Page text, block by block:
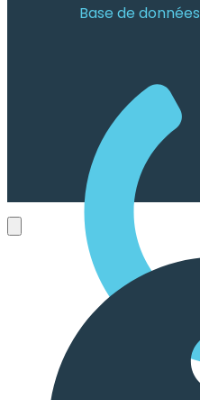
Base de données